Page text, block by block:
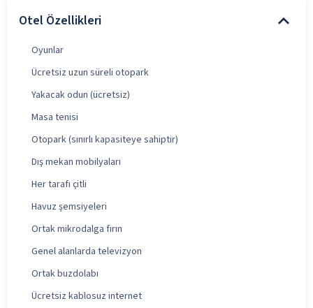
Otel Özellikleri
Oyunlar
Ücretsiz uzun süreli otopark
Yakacak odun (ücretsiz)
Masa tenisi
Otopark (sınırlı kapasiteye sahiptir)
Dış mekan mobilyaları
Her tarafı çitli
Havuz şemsiyeleri
Ortak mikrodalga fırın
Genel alanlarda televizyon
Ortak buzdolabı
Ücretsiz kablosuz internet